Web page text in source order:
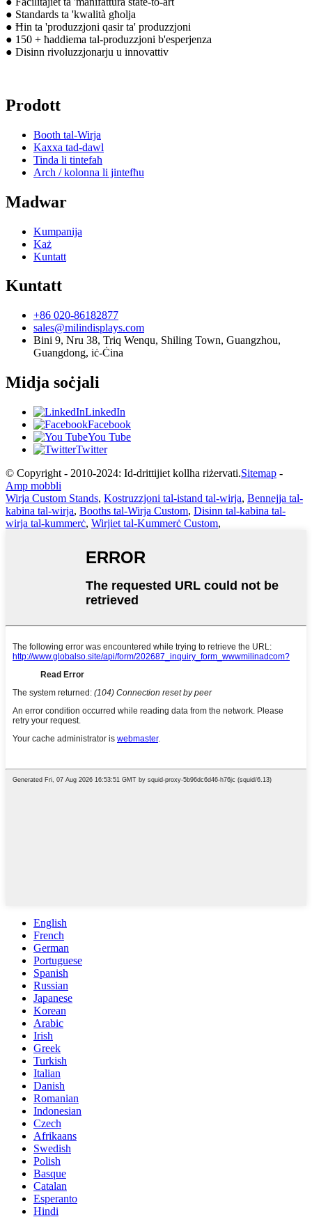
● Standards ta 'kwalità għolja
● Ħin ta 'produzzjoni qasir ta' produzzjoni
● 150 + ħaddiema tal-produzzjoni b'esperjenza
● Disinn rivoluzzjonarju u innovattiv
Prodott
Booth tal-Wirja
Kaxxa tad-dawl
Tinda li tintefaħ
Arch / kolonna li jintefħu
Madwar
Kumpanija
Każ
Kuntatt
Kuntatt
+86 020-86182877
sales@milindisplays.com
Bini 9, Nru 38, Triq Wenqu, Shiling Town, Guangzhou,
Guangdong, iċ-Ċina
Midja soċjali
LinkedIn
Facebook
You Tube
Twitter
© Copyright - 2010-2024: Id-drittijiet kollha riżervati.Sitemap -
Amp mobbli
Wirja Custom Stands, Kostruzzjoni tal-istand tal-wirja, Bennejja tal-
kabina tal-wirja, Booths tal-Wirja Custom, Disinn tal-kabina tal-
wirja tal-kummerċ, Wirjiet tal-Kummerċ Custom,
English
French
German
Portuguese
Spanish
Russian
Japanese
Korean
Arabic
Irish
Greek
Turkish
Italian
Danish
Romanian
Indonesian
Czech
Afrikaans
Swedish
Polish
Basque
Catalan
Esperanto
Hindi